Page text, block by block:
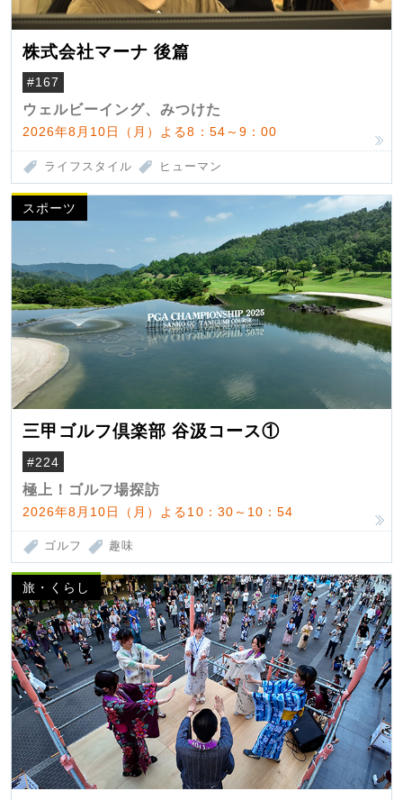
株式会社マーナ 後篇
#167
ウェルビーイング、みつけた
2026年8月10日（月）よる8：54～9：00
ライフスタイル ヒューマン
スポーツ
三甲ゴルフ倶楽部 谷汲コース①
#224
極上！ゴルフ場探訪
2026年8月10日（月）よる10：30～10：54
ゴルフ 趣味
旅・くらし